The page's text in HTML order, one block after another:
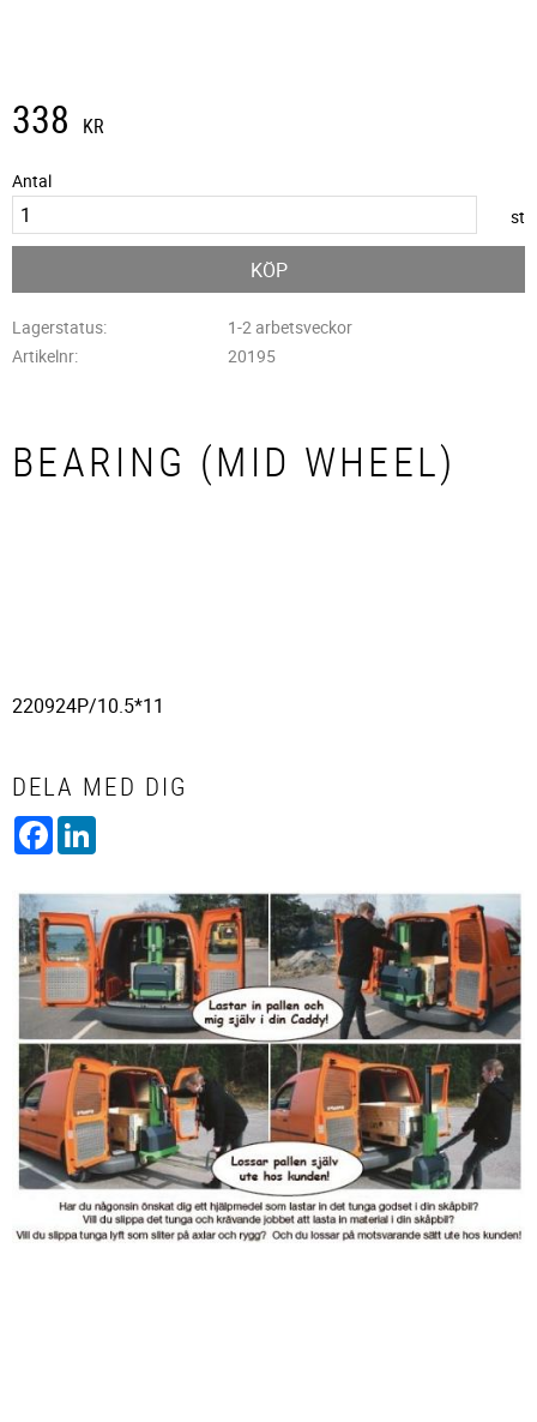
338 KR
Antal
st
KÖP
Lagerstatus
1-2 arbetsveckor
Artikelnr
20195
BEARING (MID WHEEL)
220924P/10.5*11
DELA MED DIG
Facebook